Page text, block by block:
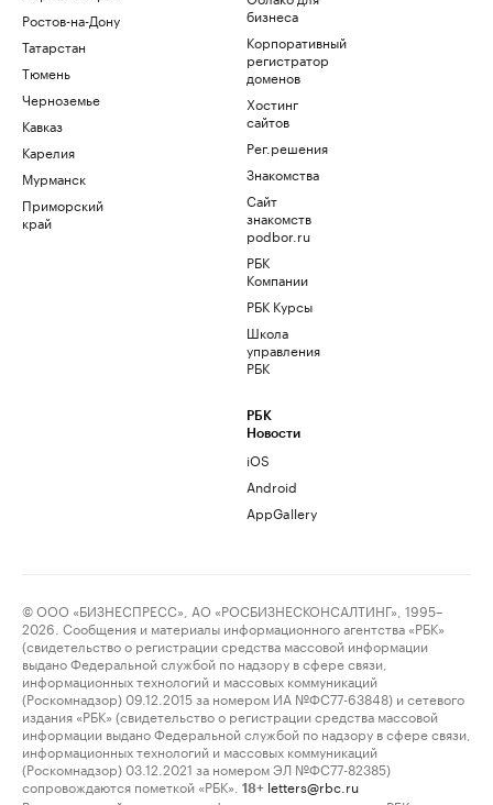
Ростов-на-Дону
Татарстан
Тюмень
Черноземье
Кавказ
Карелия
Мурманск
Приморский
край
бизнеса
Корпоративный
регистратор
доменов
Хостинг
сайтов
Рег.решения
Знакомства
Сайт
знакомств
podbor.ru
РБК
Компании
РБК Курсы
Школа
управления
РБК
РБК
Новости
iOS
Android
AppGallery
© ООО «БИЗНЕСПРЕСС», АО «РОСБИЗНЕСКОНСАЛТИНГ», 1995–
2026. Сообщения и материалы информационного агентства «РБК»
(свидетельство о регистрации средства массовой информации
выдано Федеральной службой по надзору в сфере связи,
информационных технологий и массовых коммуникаций
(Роскомнадзор) 09.12.2015 за номером ИА №ФС77-63848) и сетевого
издания «РБК» (свидетельство о регистрации средства массовой
информации выдано Федеральной службой по надзору в сфере связи,
информационных технологий и массовых коммуникаций
(Роскомнадзор) 03.12.2021 за номером ЭЛ №ФС77-82385)
сопровождаются пометкой «РБК».
18+ letters@rbc.ru